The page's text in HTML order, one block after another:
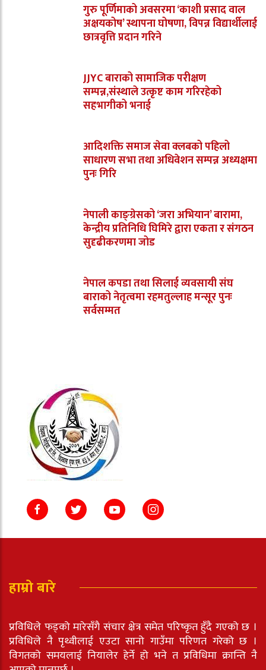
गुरु पूर्णिमाको अवसरमा ‘काशी प्रसाद वाल
अक्षयकोष’ स्थापना घोषणा, विपन्न विद्यार्थीलाई
छात्रवृत्ति प्रदान गरिने
JJYC बाराको सामाजिक परीक्षण
सम्पन्न,संस्थाले उत्कृष्ट काम गरिरहेको
सहभागीको भनाई
आदिशक्ति समाज सेवा क्लबको पहिलो
साधारण सभा तथा अधिवेशन सम्पन्न अध्यक्षमा
पुनः गिरि
नेपाली काङ्ग्रेसको ‘जरा अभियान’ बारामा,
केन्द्रीय प्रतिनिधि घिमिरे द्वारा एकता र संगठन
सुदृढीकरणमा जोड
नेपाल कपडा तथा सिलाई व्यवसायी संघ
बाराको नेतृत्वमा रहमतुल्लाह मन्सूर पुनः
सर्वसम्मत
हाम्रो बारे
प्रविधिले फड्को मारेसँगै संचार क्षेत्र समेत परिष्कृत हुँदै गएको छ ।
प्रविधिले नै पृथ्वीलाई एउटा सानो गाउँमा परिणत गरेको छ ।
विगतको समयलाई नियालेर हेर्ने हो भने त प्रविधिमा क्रान्ति नै